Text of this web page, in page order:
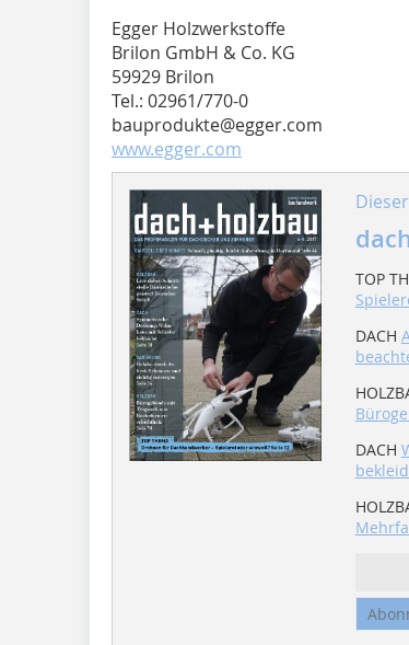
Egger Holzwerkstoffe
Brilon GmbH & Co. KG
59929 Brilon
Tel.: 02961/770-0
bauprodukte@egger.com
www.egger.com
TOP
DACH
DACH